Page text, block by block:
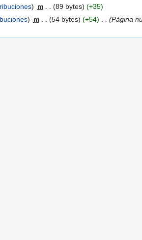
) m (89 bytes) (+35)
) m (54 bytes) (+54) (Página